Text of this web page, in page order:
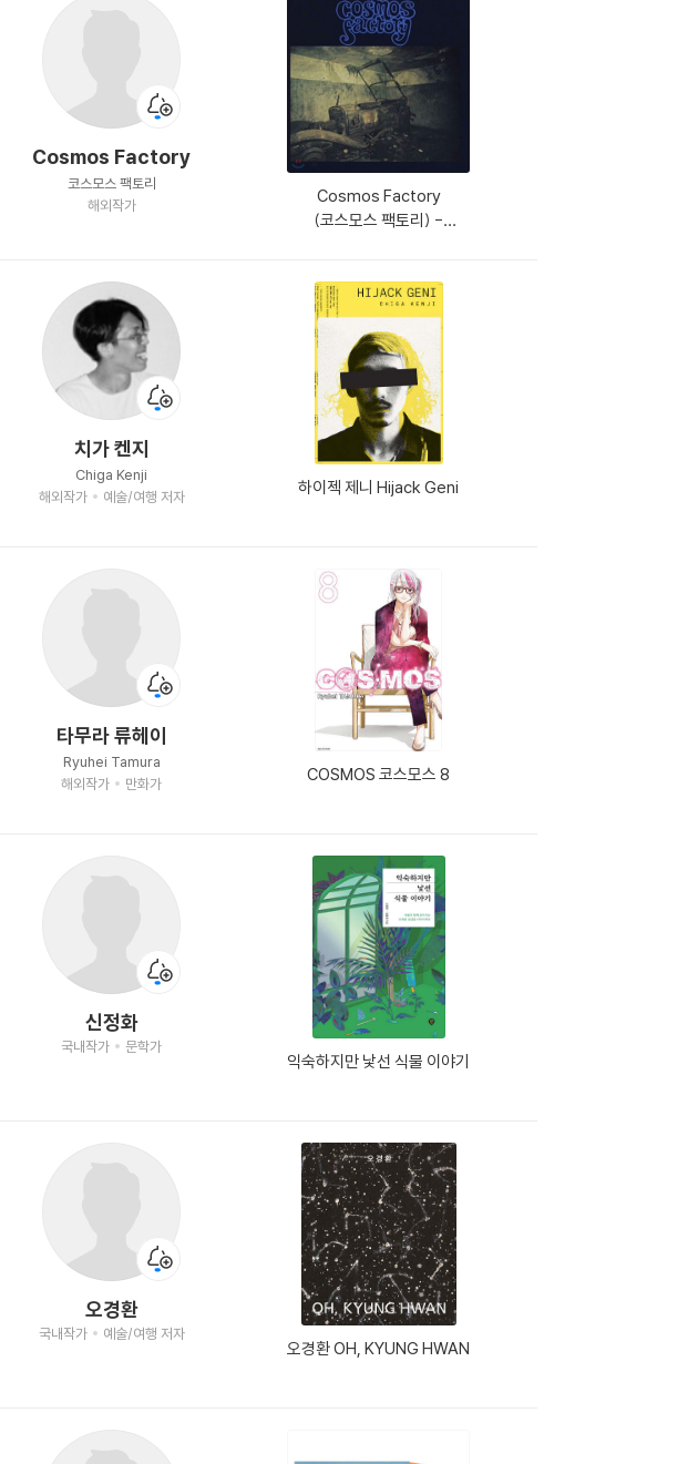
Cosmos Factory
코스모스 팩토리
해외작가
Cosmos Factory
(코스모스 팩토리) -
[LP]
치가 켄지
Chiga Kenji
해외작가
예술/여행 저자 하이젝 제니 Hijack Geni
타무라 류헤이
Ryuhei Tamura
해외작가
만화가 COSMOS 코스모스 8
신정화
국내작가 문학가
익숙하지만 낯선 식물 이야기
오경환
국내작가 예술/여행 저자
오경환 OH, KYUNG HWAN